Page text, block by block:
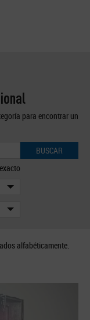
para encontrar un
BUSCAR
alfabéticamente.